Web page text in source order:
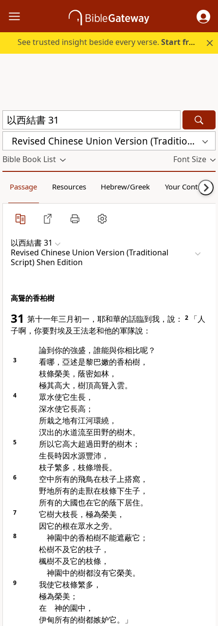
See trusted insight beside every verse.Start free.
Revised Chinese Union Version (Traditional Script) Shen Edition (RCU17TS)
Bible Book List Font Size
Passage Resources Hebrew/Greek Your Content
以西結書 31
Revised Chinese Union Version (Traditional
Script) Shen Edition
高聳的香柏樹
31 第十一年三月初一，耶和華的話臨到我，說： 2
「人
子啊，你要對埃及王法老和他的軍隊說：
論到你的強盛，誰能與你相比呢？
3 看哪， 亞述是黎巴嫩的香柏樹，
枝條榮美，蔭密如林，
極其高大，樹頂高聳入雲。
4
眾水使它生長，
深水使它長高；
所栽之地有江河環繞，
汊出的水道流至田野的樹木。
5
所以它高大超過田野的樹木；
生長時因水源豐沛，
枝子繁多，枝條增長。
6
空中所有的飛鳥在枝子上搭窩，
野地所有的走獸在枝條下生子，
所有的大國也在它的蔭下居住。
7
它樹大枝長，極為榮美，
因它的根在眾水之旁。
8
神園中的香柏樹不能遮蔽它；
松樹不及它的枝子，
楓樹不及它的枝條，
神園中的樹都沒有它榮美。
9
我使它枝條繁多，
極為榮美；
在 神的園中，
伊甸所有的樹都嫉妒它。」